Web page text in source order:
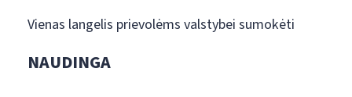
Vienas langelis prievolėms valstybei sumokėti
NAUDINGA